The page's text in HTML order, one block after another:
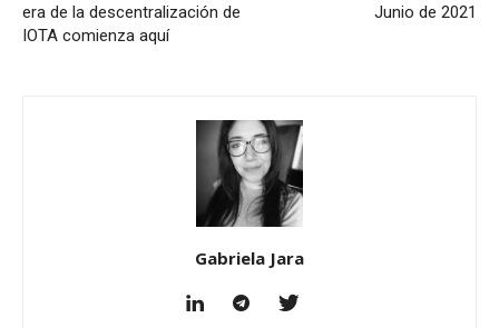
era de la descentralización de
IOTA comienza aquí
Junio de 2021
Gabriela Jara